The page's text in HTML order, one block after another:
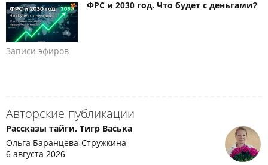
ФРС и 2030 год. Что будет с деньгами?
Записи эфиров
Авторские публикации
Рассказы тайги. Тигр Васька
Ольга Баранцева-Стружкина
6 августа 2026